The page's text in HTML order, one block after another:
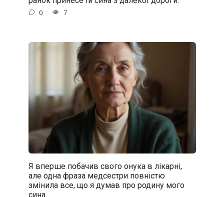
0 7
Я вперше побачив свого онука в лікарні,
але одна фраза медсестри повністю
змінила все, що я думав про родину мого
сина.